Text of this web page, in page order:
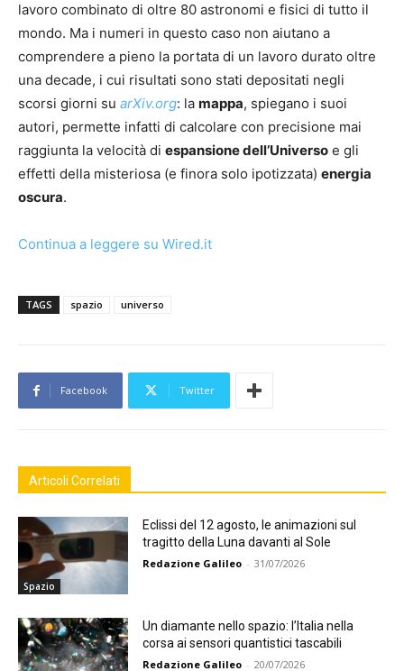
lavoro combinato di oltre 80 astronomi e fisici di tutto il
mondo. Ma i numeri in questo caso non aiutano a
comprendere a pieno la portata di un lavoro durato oltre
una decade, i cui risultati sono stati depositati negli
scorsi giorni su arXiv.org: la mappa, spiegano i suoi
autori, permette infatti di calcolare con precisione mai
raggiunta la velocità di espansione dell’Universo e gli
effetti della misteriosa (e finora solo ipotizzata) energia
oscura.
Continua a leggere su Wired.it
TAGS spazio universo
Facebook Twitter
Articoli Correlati
Spazio
Eclissi del 12 agosto, le animazioni sul
tragitto della Luna davanti al Sole
Redazione Galileo - 31/07/2026
Un diamante nello spazio: l’Italia nella
corsa ai sensori quantistici tascabili
Redazione Galileo - 20/07/2026